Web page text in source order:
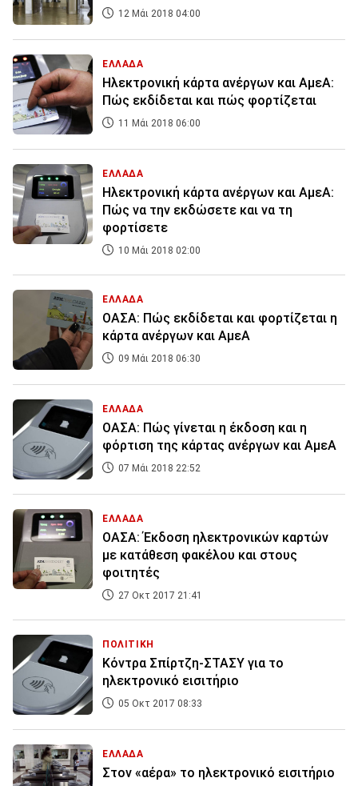
12 Μάι 2018 04:00
ΕΛΛΑΔΑ
Ηλεκτρονική κάρτα ανέργων και ΑμεΑ:
Πώς εκδίδεται και πώς φορτίζεται
11 Μάι 2018 06:00
ΕΛΛΑΔΑ
Ηλεκτρονική κάρτα ανέργων και ΑμεΑ:
Πώς να την εκδώσετε και να τη
φορτίσετε
10 Μάι 2018 02:00
ΕΛΛΑΔΑ
ΟΑΣΑ: Πώς εκδίδεται και φορτίζεται η
κάρτα ανέργων και ΑμεΑ
09 Μάι 2018 06:30
ΕΛΛΑΔΑ
ΟΑΣΑ: Πώς γίνεται η έκδοση και η
φόρτιση της κάρτας ανέργων και ΑμεΑ
07 Μάι 2018 22:52
ΕΛΛΑΔΑ
ΟΑΣΑ: Έκδοση ηλεκτρονικών καρτών
με κατάθεση φακέλου και στους
φοιτητές
27 Οκτ 2017 21:41
ΠΟΛΙΤΙΚΗ
Κόντρα Σπίρτζη-ΣΤΑΣΥ για το
ηλεκτρονικό εισιτήριο
05 Οκτ 2017 08:33
ΕΛΛΑΔΑ
Στον «αέρα» το ηλεκτρονικό εισιτήριο